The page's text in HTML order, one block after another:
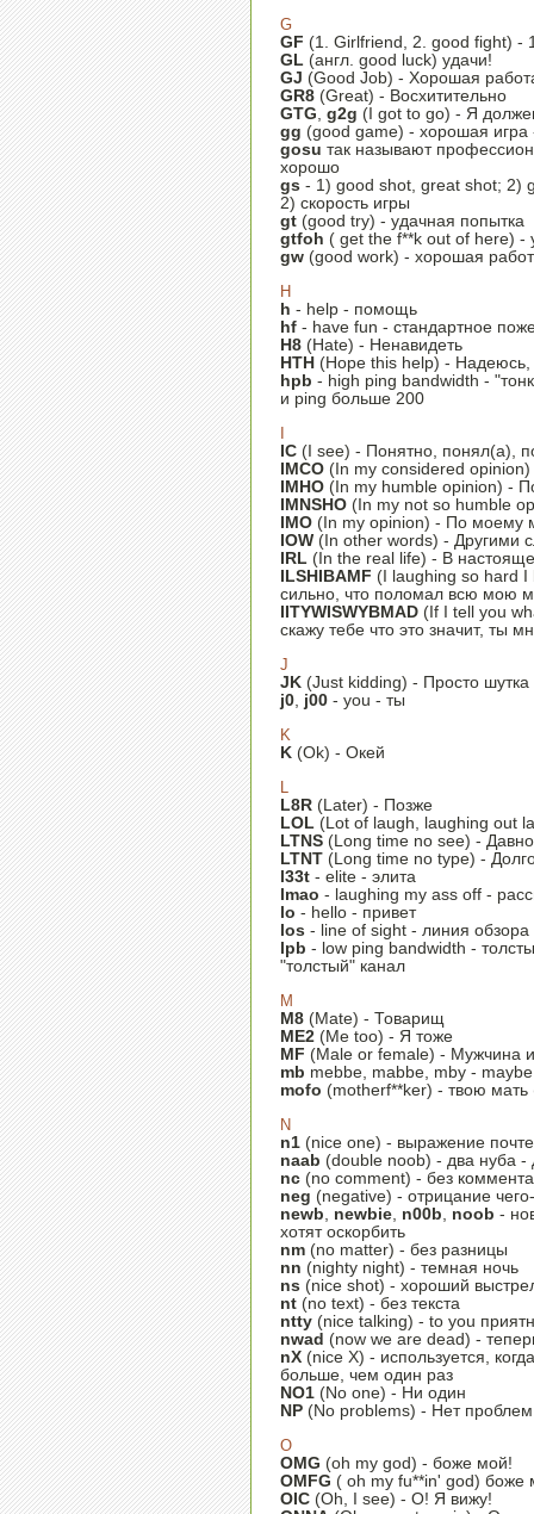
G
GF (1. Girlfriend, 2. good fight)
GL (англ. good luck) удачи!
GJ (Good Job) - Хорошая
GR8 (Great) - Восхитительно
GTG, g2g (I got to go) - Я
gg (good game) - хорошая игра
gosu так называют
хорошо
gs - 1) good shot, great shot; 2)
2) скорость игры
gt (good try) - удачная попытка
gtfoh ( get the f**k out of here) -
gw (good work) - хорошая
H
h - help - помощь
hf - have fun - стандартное
H8 (Hate) - Ненавидеть
HTH (Hope this help) - Надеюсь,
hpb - high ping bandwidth -
и ping больше 200
IC (I see) - Понятно, понял(а),
IMCO (In my considered
IMHO (In my humble opinion) -
IMNSHO (In my not so humble
IMO (In my opinion) - По моему
IOW (In other words) - Другими
IRL (In the real life) - В
ILSHIBAMF (I laughing so hard I
сильно, что поломал всю мою
IITYWISWYBMAD (If I tell you
скажу тебе что это значит, ты
J
JK (Just kidding) - Просто шутка
j0, j00 - you - ты
K
K (Ok) - Окей
L
L8R (Later) - Позже
LOL (Lot of laugh, laughing out
LTNS (Long time no see) -
LTNT (Long time no type) -
l33t - elite - элита
lmao - laughing my ass off -
lo - hello - привет
los - line of sight - линия обзора
lpb - low ping bandwidth -
"толстый" канал
M
M8 (Mate) - Товарищ
ME2 (Me too) - Я тоже
MF (Male or female) - Мужчина
mb mebbe, mabbe, mby -
mofo (motherf**ker) - твою
N
n1 (nice one) - выражение
naab (double noob) - два нуба
nc (no comment) - без
neg (negative) - отрицание
newb, newbie, n00b, noob -
хотят оскорбить
nm (no matter) - без разницы
nn (nighty night) - темная ночь
ns (nice shot) - хороший
nt (no text) - без текста
ntty (nice talking) - to you
nwad (now we are dead) -
nX (nice X) - используется,
больше, чем один раз
NO1 (No one) - Ни один
NP (No problems) - Нет проблем
O
OMG (oh my god) - боже мой!
OMFG ( oh my fu**in' god) боже
OIC (Oh, I see) - О! Я вижу!